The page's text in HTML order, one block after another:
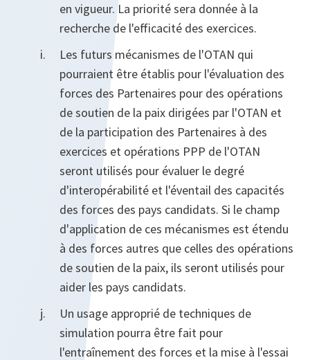
en vigueur. La priorité sera donnée à la
recherche de l'efficacité des exercices.
Les futurs mécanismes de l'OTAN qui
pourraient être établis pour l'évaluation des
forces des Partenaires pour des opérations
de soutien de la paix dirigées par l'OTAN et
de la participation des Partenaires à des
exercices et opérations PPP de l'OTAN
seront utilisés pour évaluer le degré
d'interopérabilité et l'éventail des capacités
des forces des pays candidats. Si le champ
d'application de ces mécanismes est étendu
à des forces autres que celles des opérations
de soutien de la paix, ils seront utilisés pour
aider les pays candidats.
Un usage approprié de techniques de
simulation pourra être fait pour
l'entraînement des forces et la mise à l'essai